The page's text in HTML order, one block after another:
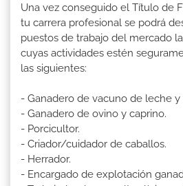
Una vez conseguido el Título de
tu carrera profesional se podrá
puestos de trabajo del mercado
cuyas actividades estén
las siguientes:
- Ganadero de vacuno de leche y
- Ganadero de ovino y caprino.
- Porcicultor.
- Criador/cuidador de caballos.
- Herrador.
- Encargado de explotación